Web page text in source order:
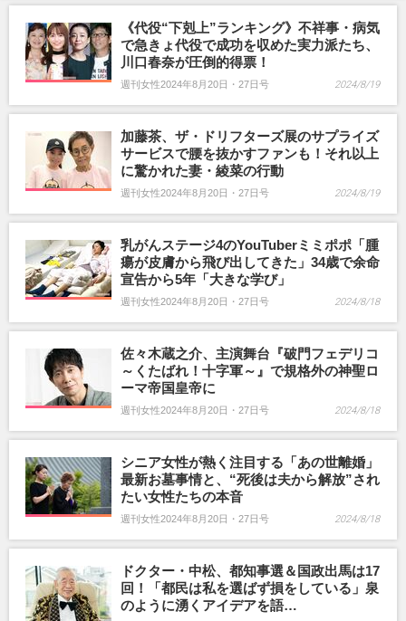
《代役“下剋上”ランキング》不祥事・病気
で急きょ代役で成功を収めた実力派たち、
川口春奈が圧倒的得票！
週刊女性2024年8月20日・27日号 2024/8/19
加藤茶、ザ・ドリフターズ展のサプライズ
サービスで腰を抜かすファンも！それ以上
に驚かれた妻・綾菜の行動
週刊女性2024年8月20日・27日号 2024/8/19
乳がんステージ4のYouTuberミミポポ「腫
瘍が皮膚から飛び出してきた」34歳で余命
宣告から5年「大きな学び」
週刊女性2024年8月20日・27日号 2024/8/18
佐々木蔵之介、主演舞台『破門フェデリコ
～くたばれ！十字軍～』で規格外の神聖ロ
ーマ帝国皇帝に
週刊女性2024年8月20日・27日号 2024/8/18
シニア女性が熱く注目する「あの世離婚」
最新お墓事情と、“死後は夫から解放”され
たい女性たちの本音
週刊女性2024年8月20日・27日号 2024/8/18
ドクター・中松、都知事選＆国政出馬は17
回！「都民は私を選ばず損をしている」泉
のように湧くアイデアを語…